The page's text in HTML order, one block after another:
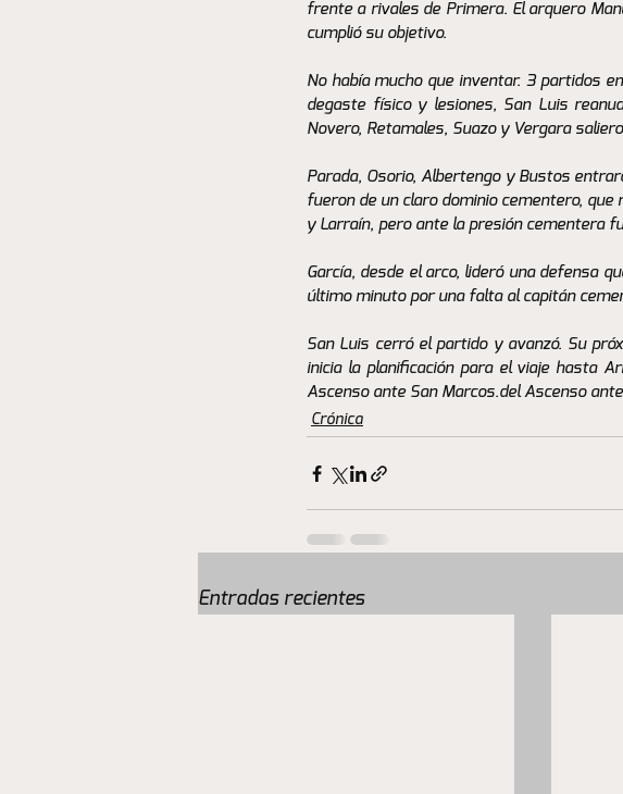
frente a rivales de Primera. El arquero
cumplió su objetivo.
No había mucho que inventar. 3 partidos
degaste físico y lesiones, San Luis
Novero, Retamales, Suazo y Vergara
Parada, Osorio, Albertengo y Bustos
fueron de un claro dominio cementero, que
y Larraín, pero ante la presión cementera
García, desde el arco, lideró una defensa
último minuto por una falta al capitán
San Luis cerró el partido y avanzó. Su
inicia la planificación para el viaje hasta
Ascenso ante San Marcos.del Ascenso
Crónica
Entradas recientes